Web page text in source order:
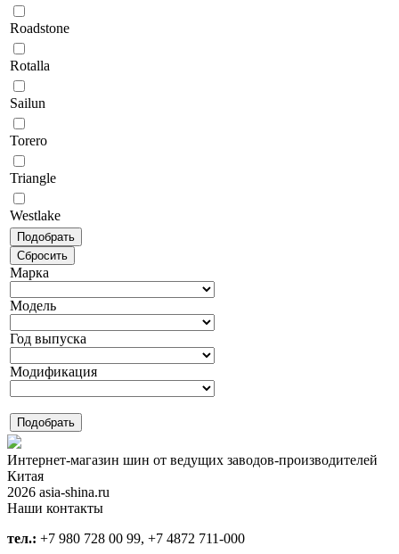
Roadstone
Rotalla
Sailun
Torero
Triangle
Westlake
Марка
Модель
Год выпуска
Модификация
Интернет-магазин шин от ведущих заводов-производителей
Китая
2026 asia-shina.ru
Наши контакты
тел.: +7 980 728 00 99, +7 4872 711-000